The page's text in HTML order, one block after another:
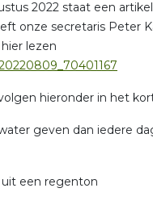
2022 staat een
onze secretaris Peter
lezen
hieronder in het
geven dan iedere
een regenton